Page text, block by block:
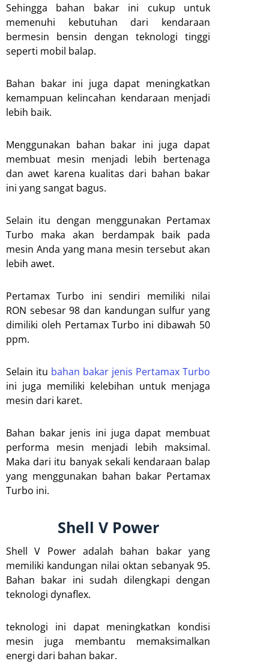
Sehingga bahan bakar ini cukup untuk
memenuhi kebutuhan dari kendaraan
bermesin bensin dengan teknologi tinggi
seperti mobil balap.
Bahan bakar ini juga dapat meningkatkan
kemampuan kelincahan kendaraan menjadi
lebih baik.
Menggunakan bahan bakar ini juga dapat
membuat mesin menjadi lebih bertenaga
dan awet karena kualitas dari bahan bakar
ini yang sangat bagus.
Selain itu dengan menggunakan Pertamax
Turbo maka akan berdampak baik pada
mesin Anda yang mana mesin tersebut akan
lebih awet.
Pertamax Turbo ini sendiri memiliki nilai
RON sebesar 98 dan kandungan sulfur yang
dimiliki oleh Pertamax Turbo ini dibawah 50
ppm.
Selain itu bahan bakar jenis Pertamax Turbo
ini juga memiliki kelebihan untuk menjaga
mesin dari karet.
Bahan bakar jenis ini juga dapat membuat
performa mesin menjadi lebih maksimal.
Maka dari itu banyak sekali kendaraan balap
yang menggunakan bahan bakar Pertamax
Turbo ini.
Shell V Power
Shell V Power adalah bahan bakar yang
memiliki kandungan nilai oktan sebanyak 95.
Bahan bakar ini sudah dilengkapi dengan
teknologi dynaflex.
teknologi ini dapat meningkatkan kondisi
mesin juga membantu memaksimalkan
energi dari bahan bakar.